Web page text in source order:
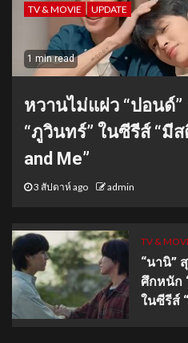
TV & MOVIE UPDATE
1 min read
หวานไม่แผ่ว “ปอนด์”
“ภูวินทร์” ในซีรีส์ “มี
and Me”
3 สัปดาห์ ago admin
TV &
“นานิ”
ศึกหนัก
ในซีรีส์